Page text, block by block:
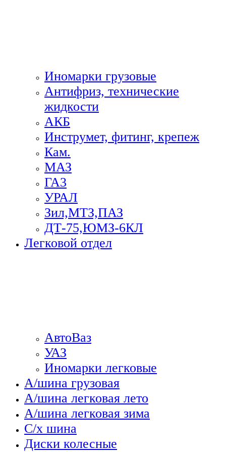
Иномарки грузовые
Антифриз, технические
жидкости
АКБ
Инструмет, фитинг, крепеж
Кам.
МАЗ
ГА3
УРАЛ
Зил,МТЗ,ПАЗ
ДТ-75,ЮМЗ-6КЛ
Легковой отдел
АвтоВаз
УАЗ
Иномарки легковые
А/шина грузовая
А/шина легковая лето
А/шина легковая зима
С/х шина
Диски колесные